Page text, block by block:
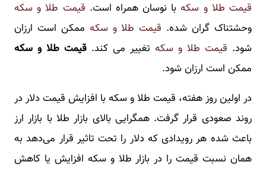
قیمت طلا و سکهبا نوسان همراه است. قیمت طلا و سکه
وحشتناک گران شده. قیمت طلا و سکه ممکن است ارزان
شود. قیمت طلا و سکه تغییر می کند. قیمت طلا و سکه
ممکن است ارزان شود.
در اولین روز هفته، قیمت طلا و سکه با افزایش قیمت دلار در
روند صعودی قرار گرفت. همگرایی بالای بازار طلا با بازار ارز
باعث شده هر رویدادی که دلار را تحت تاثیر قرار می‌دهد به
همان نسبت قیمت را در بازار طلا و سکه افزایش یا کاهش